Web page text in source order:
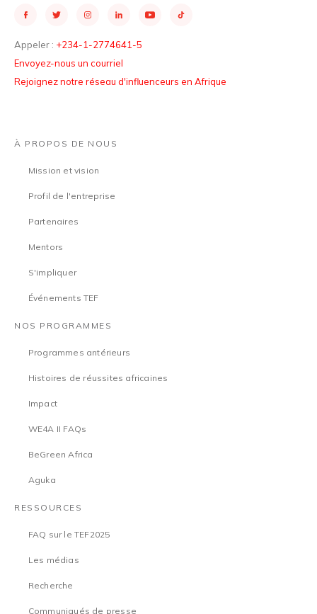
Appeler : +234-1-2774641-5
Envoyez-nous un courriel
Rejoignez notre réseau d'influenceurs en Afrique
À PROPOS DE NOUS
Mission et vision
Profil de l'entreprise
Partenaires
Mentors
S'impliquer
Événements TEF
NOS PROGRAMMES
Programmes antérieurs
Histoires de réussites africaines
Impact
WE4A II FAQs
BeGreen Africa
Aguka
RESSOURCES
FAQ sur le TEF2025
Les médias
Recherche
Communiqués de presse